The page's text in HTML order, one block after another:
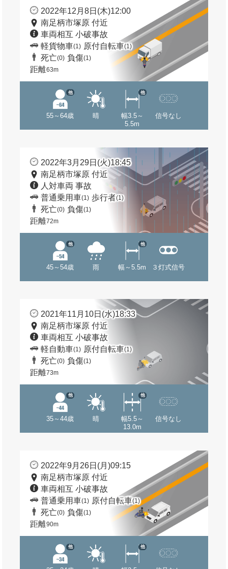
2022年12月8日(木)12:00
南足柄市塚原 付近
車両相互 小破事故
軽貨物車(1) 原付自転車(1)
死亡(0) 負傷(1)
距離63m
55～64歳
他
晴
幅3.5～
5.5m
他
信号なし
2022年3月29日(火)18:45
南足柄市塚原 付近
人対車両 事故
普通乗用車(1) 歩行者(1)
死亡(0) 負傷(1)
距離72m
45～54歳
他
雨 幅～5.5m
他
３灯式信号
2021年11月10日(水)18:33
南足柄市塚原 付近
車両相互 小破事故
軽自動車(1) 原付自転車(1)
死亡(0) 負傷(1)
距離73m
35～44歳
他
晴
幅5.5～
13.0m
他
信号なし
2022年9月26日(月)09:15
南足柄市塚原 付近
車両相互 小破事故
普通乗用車(1) 原付自転車(1)
死亡(0) 負傷(1)
距離90m
他 他